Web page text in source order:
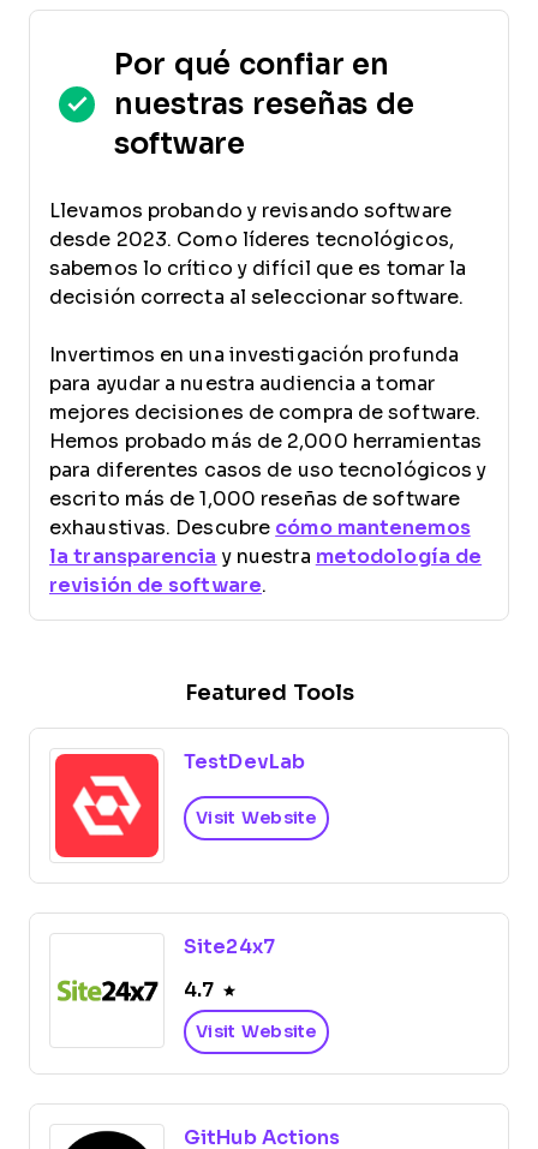
Por qué confiar en
nuestras reseñas de
software
Llevamos probando y revisando software
desde 2023. Como líderes tecnológicos,
sabemos lo crítico y difícil que es tomar la
decisión correcta al seleccionar software.
Invertimos en una investigación profunda
para ayudar a nuestra audiencia a tomar
mejores decisiones de compra de software.
Hemos probado más de 2,000 herramientas
para diferentes casos de uso tecnológicos y
escrito más de 1,000 reseñas de software
exhaustivas. Descubre cómo mantenemos
la transparencia y nuestra metodología de
revisión de software.
Featured Tools
TestDevLab
Visit Website
Site24x7
4.7
Visit Website
GitHub Actions